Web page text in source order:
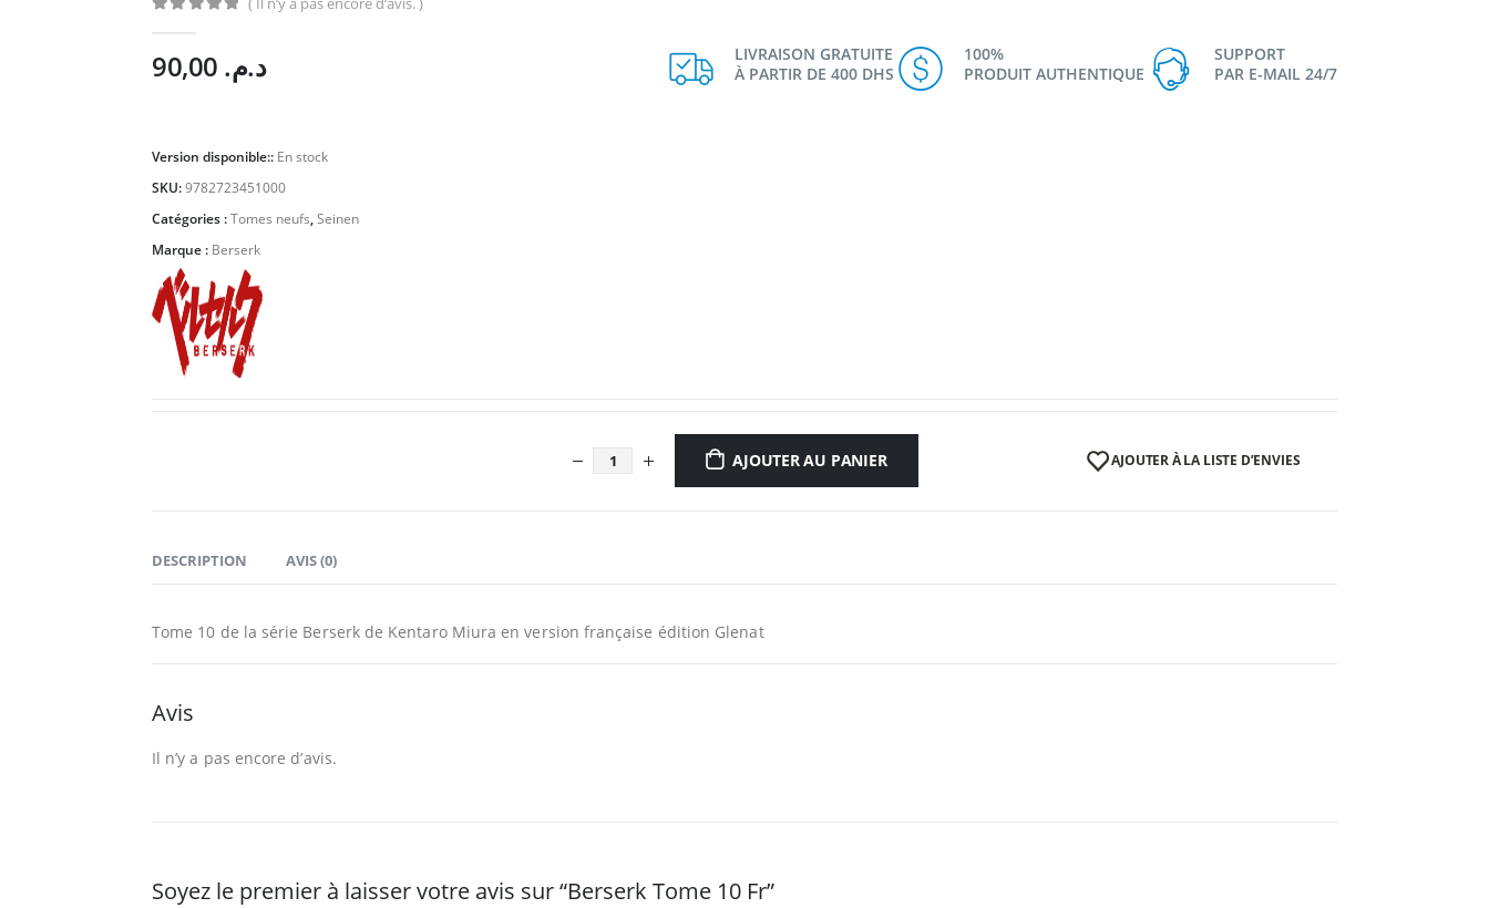
د.م.
LIVRAISON GRATUITE
À PARTIR DE 400 DHS
100%
PRODUIT AUTHENTIQUE
SUPPORT
PAR E-MAIL 24/7
Version disponible:: En stock
SKU:9782723451000
Catégories :Tomes neufs,Seinen
Marque : Berserk
AJOUTER AU PANIER AJOUTER À LA LISTE D’ENVIES
DESCRIPTION AVIS (0)
Tome 10 de la série Berserk de Kentaro Miura en version française édition Glenat
Avis
Il n’y a pas encore d’avis.
Soyez le premier à laisser votre avis sur “Berserk Tome 10 Fr”